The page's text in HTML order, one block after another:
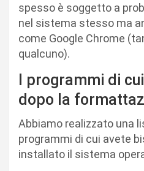
spesso è soggetto a
nel sistema stesso ma
come Google Chrome
qualcuno).
I programmi di
dopo la
Abbiamo realizzato una
programmi di cui avete
installato il sistema